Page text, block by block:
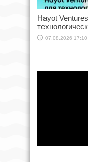
Hayot
07.08.2026 17:10